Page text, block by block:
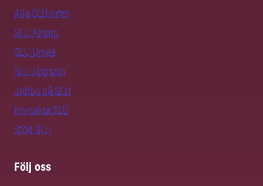
Alla SLU-orter
SLU Alnarp
SLU Umeå
SLU Uppsala
Jobba på SLU
Kontakta SLU
Stöd SLU
Följ oss